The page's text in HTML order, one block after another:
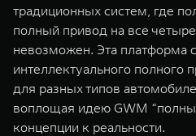
традиционных систем, где
полный привод на все
невозможен. Эта платформа
интеллектуального полного
для разных типов
воплощая идею GWM
концепции к реальности.